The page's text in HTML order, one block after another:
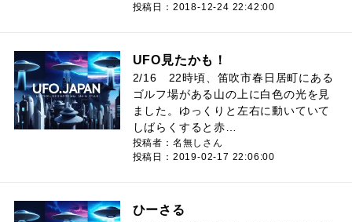
投稿日：2018-12-24 22:42:00
UFO見たかも！
2/16 22時頃、笛吹市春日居町にある
ゴルフ場がある山の上に白色の光を見
ました。ゆっくりと左右に動いていて
しばらくすると赤…
投稿者：名無しさん
投稿日：2019-02-17 22:06:00
ひーさる